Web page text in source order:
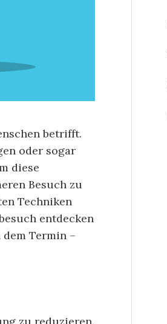
betrifft.
oder sogar
diese
Besuch zu
Techniken
entdecken
Termin –
zu reduzieren.